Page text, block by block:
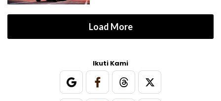
Load More
Ikuti Kami